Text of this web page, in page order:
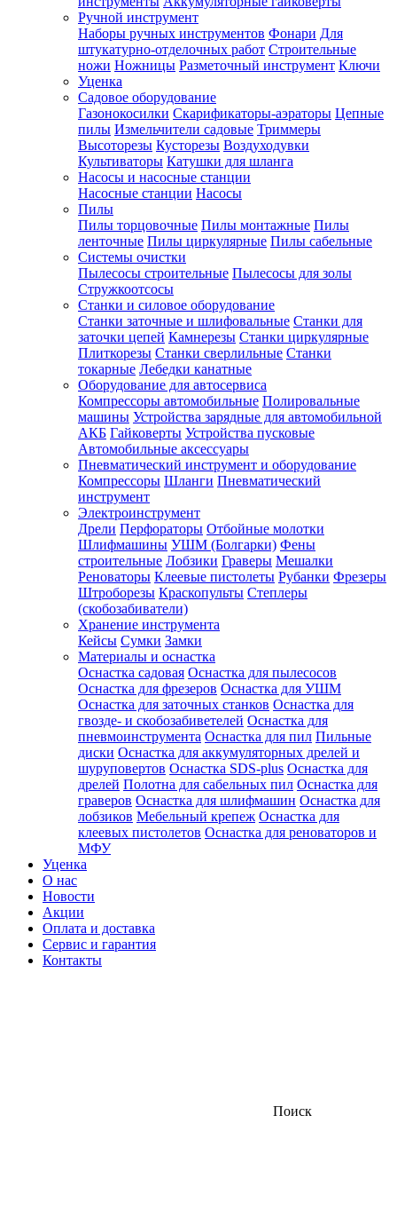
Ручной инструмент
Наборы ручных инструментов Фонари Для
штукатурно-отделочных работ Строительные
ножи Ножницы Разметочный инструмент Ключи
Уценка
Садовое оборудование
Газонокосилки Скарификаторы-аэраторы Цепные
пилы Измельчители садовые Триммеры
Высоторезы Кусторезы Воздуходувки
Культиваторы Катушки для шланга
Насосы и насосные станции
Насосные станции Насосы
Пилы
Пилы торцовочные Пилы монтажные Пилы
ленточные Пилы циркулярные Пилы сабельные
Системы очистки
Пылесосы строительные Пылесосы для золы
Стружкоотсосы
Станки и силовое оборудование
Станки заточные и шлифовальные Станки для
заточки цепей Камнерезы Станки циркулярные
Плиткорезы Станки сверлильные Станки
токарные Лебедки канатные
Оборудование для автосервиса
Компрессоры автомобильные Полировальные
машины Устройства зарядные для автомобильной
АКБ Гайковерты Устройства пусковые
Автомобильные аксессуары
Пневматический инструмент и оборудование
Компрессоры Шланги Пневматический
инструмент
Электроинструмент
Дрели Перфораторы Отбойные молотки
Шлифмашины УШМ (Болгарки) Фены
строительные Лобзики Граверы Мешалки
Реноваторы Клеевые пистолеты Рубанки Фрезеры
Штроборезы Краскопульты Степлеры
(скобозабиватели)
Хранение инструмента
Кейсы Сумки Замки
Материалы и оснастка
Оснастка садовая Оснастка для пылесосов
Оснастка для фрезеров Оснастка для УШМ
Оснастка для заточных станков Оснастка для
гвозде- и скобозабиветелей Оснастка для
пневмоинструмента Оснастка для пил Пильные
диски Оснастка для аккумуляторных дрелей и
шуруповертов Оснастка SDS-plus Оснастка для
дрелей Полотна для сабельных пил Оснастка для
граверов Оснастка для шлифмашин Оснастка для
лобзиков Мебельный крепеж Оснастка для
клеевых пистолетов Оснастка для реноваторов и
МФУ
Уценка
О нас
Новости
Акции
Оплата и доставка
Сервис и гарантия
Контакты
Поиск